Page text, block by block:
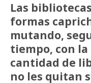
Las
formas
mutando,
tiempo, con la
cantidad de
no les quitan